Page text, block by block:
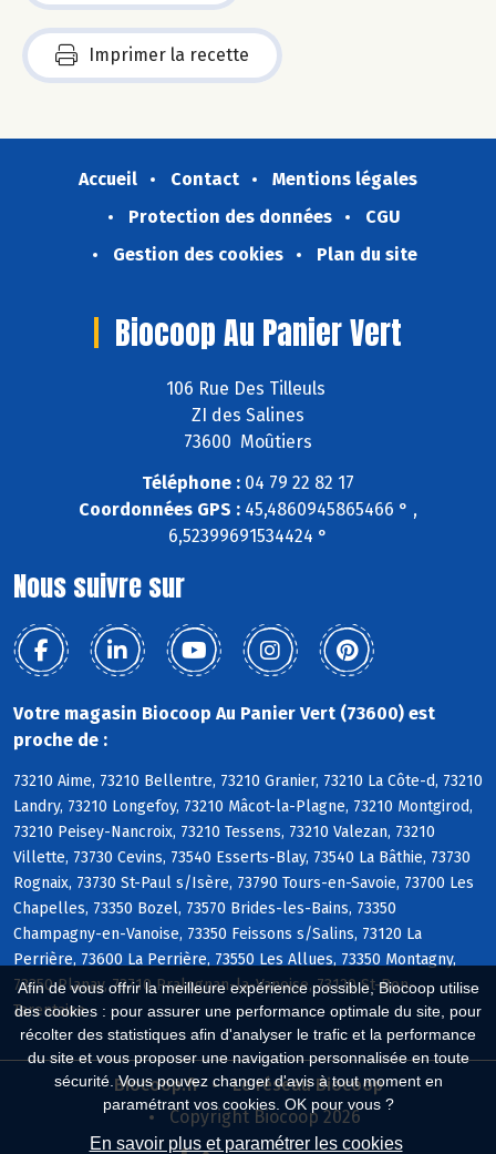
Afin de vous offrir la meilleure expérience possible, Biocoop utilise
des cookies : pour assurer une performance optimale du site, pour
récolter des statistiques afin d'analyser le trafic et la performance
du site et vous proposer une navigation personnalisée en toute
sécurité. Vous pouvez changer d'avis à tout moment en
paramétrant vos cookies. OK pour vous ?
En savoir plus et paramétrer les cookies
Imprimer la recette
Accueil Contact
Mentions légales
Protection des données
CGU
Gestion des cookies
Plan du site
Biocoop Au Panier Vert
106 Rue Des Tilleuls
ZI des Salines
73600 Moûtiers
Téléphone : 04 79 22 82 17
Coordonnées GPS : 45,4860945865466 ° ,
6,52399691534424 °
Nous suivre sur
Votre magasin Biocoop Au Panier Vert (73600) est
proche de :
73210 Aime, 73210 Bellentre, 73210 Granier, 73210 La Côte-d, 73210
Landry, 73210 Longefoy, 73210 Mâcot-la-Plagne, 73210 Montgirod,
73210 Peisey-Nancroix, 73210 Tessens, 73210 Valezan, 73210
Villette, 73730 Cevins, 73540 Esserts-Blay, 73540 La Bâthie, 73730
Rognaix, 73730 St-Paul s/Isère, 73790 Tours-en-Savoie, 73700 Les
Chapelles, 73350 Bozel, 73570 Brides-les-Bains, 73350
Champagny-en-Vanoise, 73350 Feissons s/Salins, 73120 La
Perrière, 73600 La Perrière, 73550 Les Allues, 73350 Montagny,
73350 Planay, 73710 Pralognan-la-Vanoise, 73120 St-Bon-
Tarentaise
Biocoop.fr
Le réseau Biocoop
Copyright Biocoop 2026